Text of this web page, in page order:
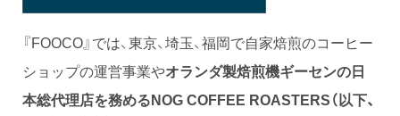
『FOOCO』では、東京、埼玉、福岡で自家焙煎のコーヒー
ショップの運営事業やオランダ製焙煎機ギーセンの日
本総代理店を務めるNOG COFFEE ROASTERS（以下、